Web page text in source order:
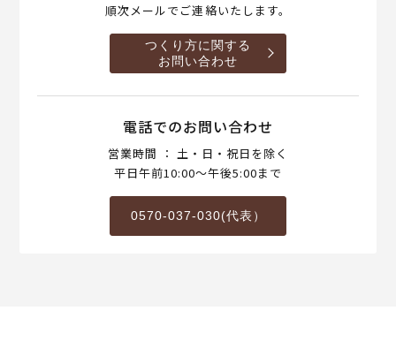
順次メールでご連絡いたします。
つくり方に関する
お問い合わせ
電話でのお問い合わせ
営業時間 ： 土・日・祝日を除く
平日午前10:00～午後5:00まで
0570-037-030(代表）